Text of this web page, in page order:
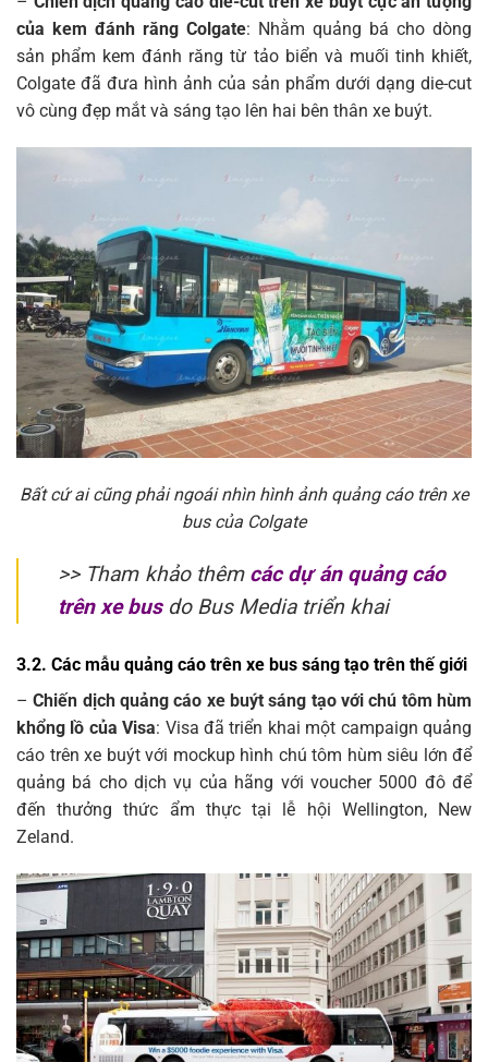
của kem đánh răng Colgate: Nhằm quảng bá cho dòng
sản phẩm kem đánh răng từ tảo biển và muối tinh khiết,
Colgate đã đưa hình ảnh của sản phẩm dưới dạng die-cut
vô cùng đẹp mắt và sáng tạo lên hai bên thân xe buýt.
Bất cứ ai cũng phải ngoái nhìn hình ảnh quảng cáo trên xe
bus của Colgate
>> Tham khảo thêm các dự án quảng cáo
trên xe busdo Bus Media triển khai
3.2. Các mẫu quảng cáo trên xe bus sáng tạo trên thế giới
–Chiến dịch quảng cáo xe buýt sáng tạo với chú tôm hùm
khổng lồ của Visa: Visa đã triển khai một campaign quảng
cáo trên xe buýt với mockup hình chú tôm hùm siêu lớn để
quảng bá cho dịch vụ của hãng với voucher 5000 đô để
đến thưởng thức ẩm thực tại lễ hội Wellington, New
Zeland.